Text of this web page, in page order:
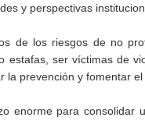
y perspectivas
de los riesgos de no
estafas, ser víctimas de
la prevención y fomentar
enorme para